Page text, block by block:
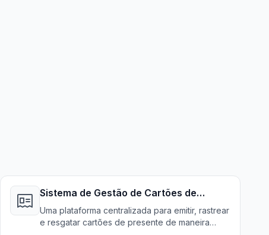
Sistema de Gestão de Cartões de
Presente
Uma plataforma centralizada para emitir, rastrear
e resgatar cartões de presente de maneira